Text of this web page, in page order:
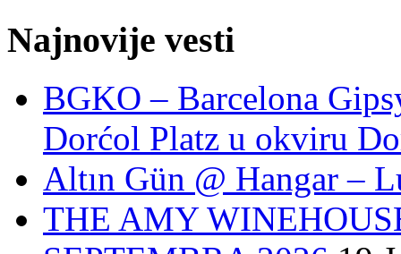
Najnovije vesti
BGKO – Barcelona
Dorćol Platz u okviru
Altın Gün @ Hangar –
THE AMY